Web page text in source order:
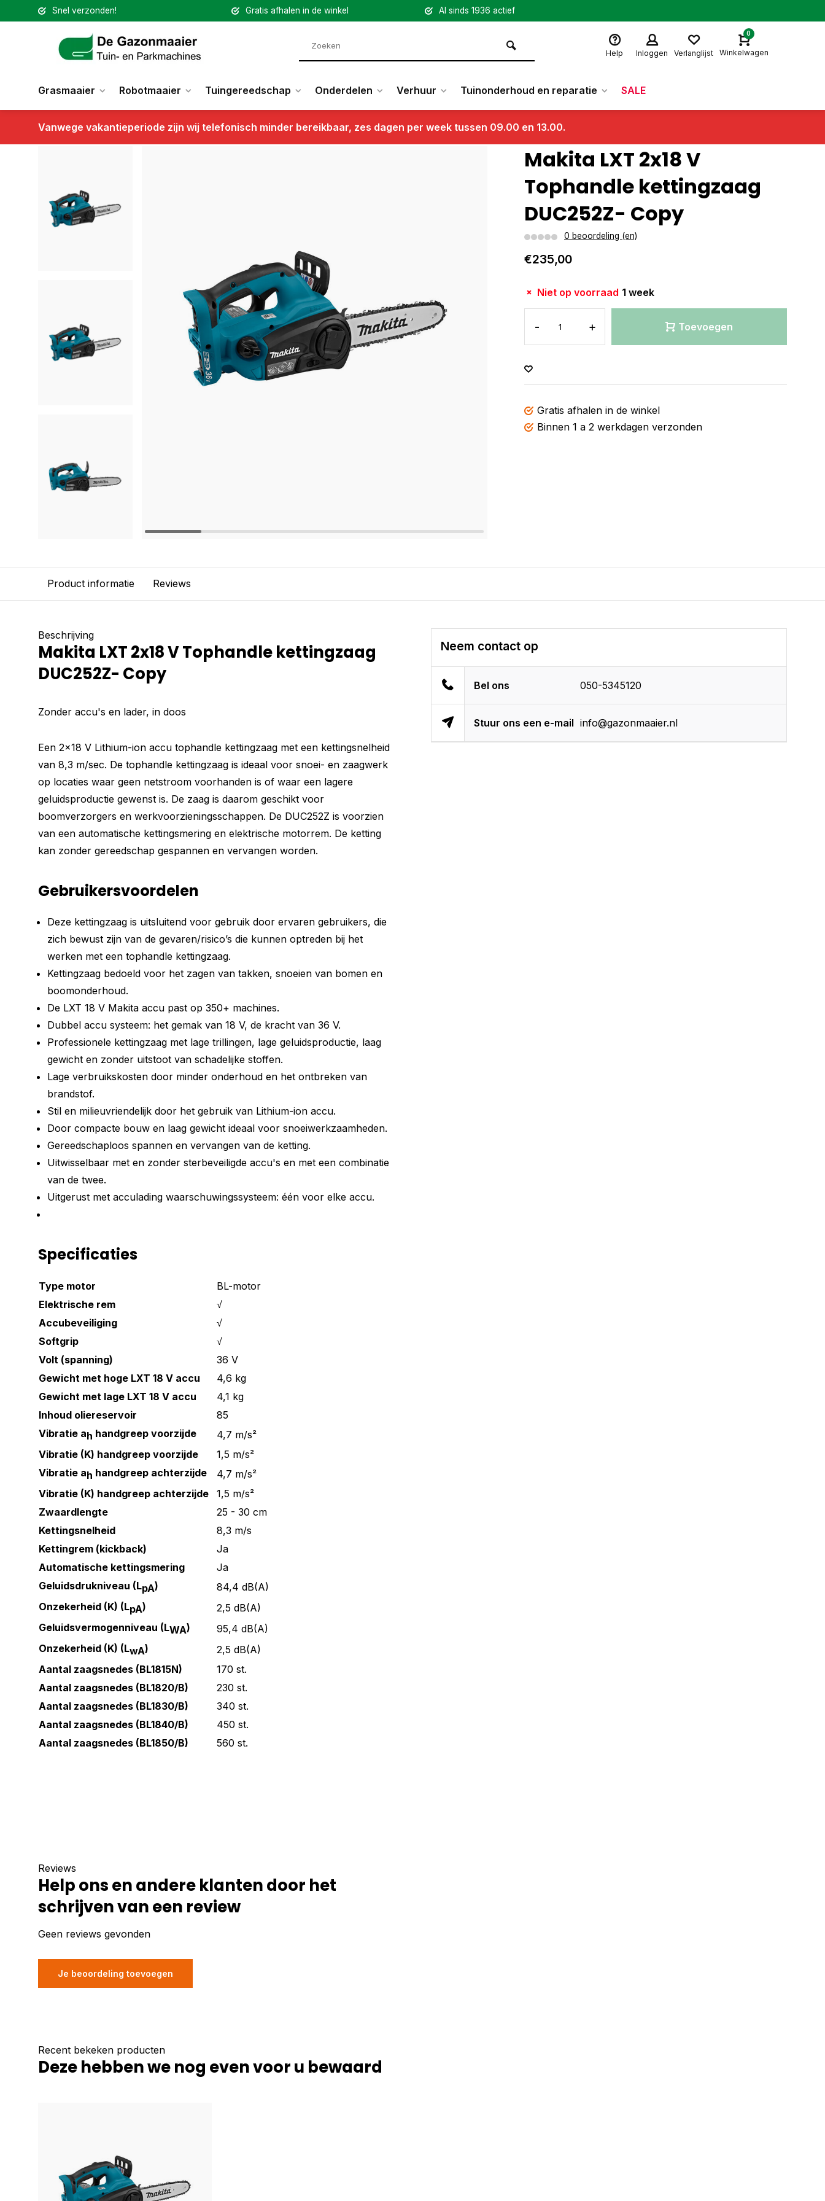
Snel verzonden! Gratis afhalen in de winkel Al sinds 1936 actief
Help Inloggen Verlanglijst
0
Winkelwagen
Grasmaaier Robotmaaier Tuingereedschap Onderdelen Verhuur Tuinonderhoud en reparatie SALE
Vanwege vakantieperiode zijn wij telefonisch minder bereikbaar, zes dagen per week tussen 09.00 en 13.00.
Terug Makita LXT 2x18 V Tophandle kettingzaag DUC252Z- Copy
Makita LXT 2x18 V
Tophandle kettingzaag
DUC252Z- Copy
0 beoordeling (en)
€235,00
Niet op voorraad 1 week
- + Toevoegen
Gratis afhalen in de winkel
Binnen 1 a 2 werkdagen verzonden
Product informatie Reviews
Beschrijving
Makita LXT 2x18 V Tophandle kettingzaag
DUC252Z- Copy
Zonder accu's en lader, in doos
Een 2x18 V Lithium-ion accu tophandle kettingzaag met een kettingsnelheid
van 8,3 m/sec. De tophandle kettingzaag is ideaal voor snoei- en zaagwerk
op locaties waar geen netstroom voorhanden is of waar een lagere
geluidsproductie gewenst is. De zaag is daarom geschikt voor
boomverzorgers en werkvoorzieningsschappen. De DUC252Z is voorzien
van een automatische kettingsmering en elektrische motorrem. De ketting
kan zonder gereedschap gespannen en vervangen worden.
Gebruikersvoordelen
Deze kettingzaag is uitsluitend voor gebruik door ervaren gebruikers, die
zich bewust zijn van de gevaren/risico’s die kunnen optreden bij het
werken met een tophandle kettingzaag.
Kettingzaag bedoeld voor het zagen van takken, snoeien van bomen en
boomonderhoud.
De LXT 18 V Makita accu past op 350+ machines.
Dubbel accu systeem: het gemak van 18 V, de kracht van 36 V.
Professionele kettingzaag met lage trillingen, lage geluidsproductie, laag
gewicht en zonder uitstoot van schadelijke stoffen.
Lage verbruikskosten door minder onderhoud en het ontbreken van
brandstof.
Stil en milieuvriendelijk door het gebruik van Lithium-ion accu.
Door compacte bouw en laag gewicht ideaal voor snoeiwerkzaamheden.
Gereedschaploos spannen en vervangen van de ketting.
Uitwisselbaar met en zonder sterbeveiligde accu's en met een combinatie
van de twee.
Uitgerust met acculading waarschuwingssysteem: één voor elke accu.
Specificaties
Type motor
BL-motor
Elektrische rem
√
Accubeveiliging
√
Softgrip
√
Volt (spanning)
36 V
Gewicht met hoge LXT 18 V accu
4,6 kg
Gewicht met lage LXT 18 V accu
4,1 kg
Inhoud oliereservoir
85
Vibratie ah handgreep voorzijde
4,7 m/s²
Vibratie (K) handgreep voorzijde
1,5 m/s²
Vibratie ah handgreep achterzijde
4,7 m/s²
Vibratie (K) handgreep achterzijde
1,5 m/s²
Zwaardlengte
25 - 30 cm
Kettingsnelheid
8,3 m/s
Kettingrem (kickback)
Ja
Automatische kettingsmering
Ja
Geluidsdrukniveau (LpA)
84,4 dB(A)
Onzekerheid (K) (LpA)
2,5 dB(A)
Geluidsvermogenniveau (LWA)
95,4 dB(A)
Onzekerheid (K) (LwA)
2,5 dB(A)
Aantal zaagsnedes (BL1815N)
170 st.
Aantal zaagsnedes (BL1820/B)
230 st.
Aantal zaagsnedes (BL1830/B)
340 st.
Aantal zaagsnedes (BL1840/B)
450 st.
Aantal zaagsnedes (BL1850/B)
560 st.
Neem contact op
Bel ons 050-5345120
Stuur ons een e-mail info@gazonmaaier.nl
Reviews
Help ons en andere klanten door het
schrijven van een review
Geen reviews gevonden
Je beoordeling toevoegen
Recent bekeken producten
Deze hebben we nog even voor u bewaard